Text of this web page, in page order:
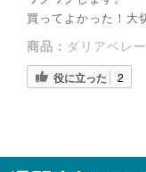
買ってよかった！大
商品： ダリアベレ
役に立った 2